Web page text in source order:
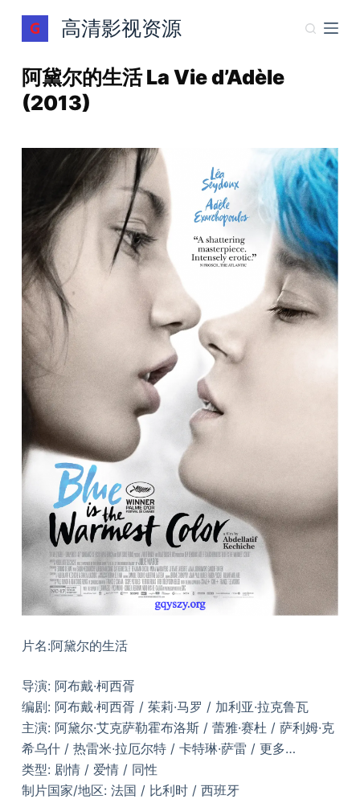
跳
过
容
高清影视资源
阿黛尔的生活 La Vie d’Adèle
(2013)
片名:阿黛尔的生活
导演: 阿布戴·柯西胥
编剧: 阿布戴·柯西胥 / 茱莉·马罗 / 加利亚·拉克鲁瓦
主演: 阿黛尔·艾克萨勒霍布洛斯 / 蕾雅·赛杜 / 萨利姆·克
希乌什 / 热雷米·拉厄尔特 / 卡特琳·萨雷 / 更多…
类型: 剧情 / 爱情 / 同性
制片国家/地区: 法国 / 比利时 / 西班牙